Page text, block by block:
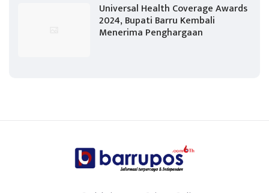
Universal Health Coverage Awards
2024, Bupati Barru Kembali
Menerima Penghargaan